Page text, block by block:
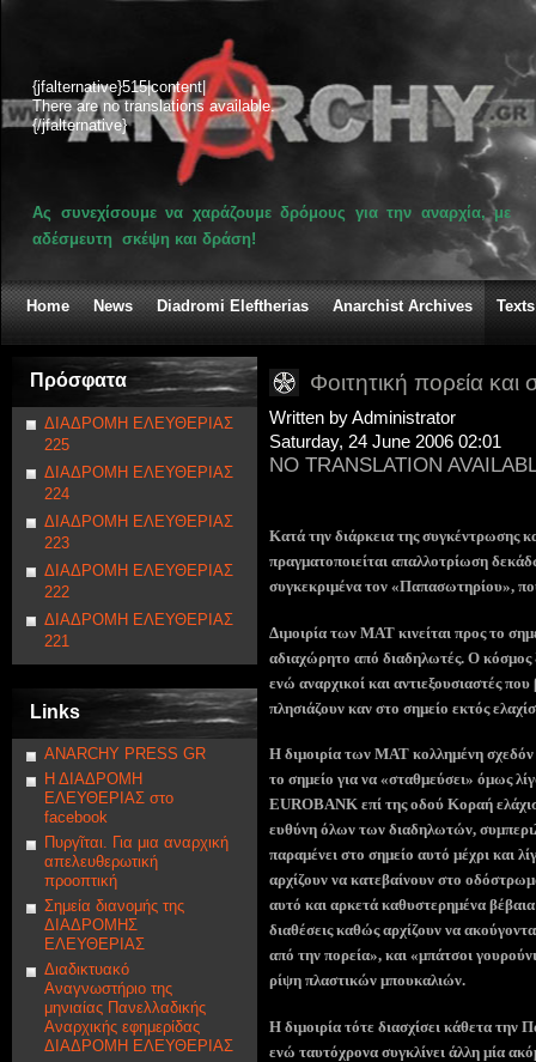
{jfalternative}515|content|
There are no translations available.
{/jfalternative}
Ας συνεχίσουμε να χαράζουμε δρόμους για την αναρχία, με
αδέσμευτη σκέψη και δράση!
Home News Diadromi Eleftherias Anarchist Archives Texts
Πρόσφατα
ΔΙΑΔΡΟΜΗ ΕΛΕΥΘΕΡΙΑΣ
225
ΔΙΑΔΡΟΜΗ ΕΛΕΥΘΕΡΙΑΣ
224
ΔΙΑΔΡΟΜΗ ΕΛΕΥΘΕΡΙΑΣ
223
ΔΙΑΔΡΟΜΗ ΕΛΕΥΘΕΡΙΑΣ
222
ΔΙΑΔΡΟΜΗ ΕΛΕΥΘΕΡΙΑΣ
221
Links
ANARCHY PRESS GR
Η ΔΙΑΔΡΟΜΗ
ΕΛΕΥΘΕΡΙΑΣ στο
facebook
Πυργῖται. Για μια αναρχική
απελευθερωτική
προοπτική
Σημεία διανομής της
ΔΙΑΔΡΟΜΗΣ
ΕΛΕΥΘΕΡΙΑΣ
Διαδικτυακό
Αναγνωστήριο της
μηνιαίας Πανελλαδικής
Αναρχικής εφημερίδας
ΔΙΑΔΡΟΜΗ ΕΛΕΥΘΕΡΙΑΣ
Φοιτητική πορεία και
Written by Administrator
Saturday, 24 June 2006 02:01
NO TRANSLATION
Κατά την διάρκεια της συγκέντρωσης
πραγματοποιείται απαλλoτρίωση
συγκεκριμένα τον «Παπασωτηρίου»,
Διμοιρία των ΜΑΤ κινείται προς το
αδιαχώρητο από διαδηλωτές. Ο κόσμος
ενώ αναρχικοί και αντιεξουσιαστές
πλησιάζουν καν στο σημείο εκτός
Η διμοιρία των ΜΑΤ κολλημένη
το σημείο για να «σταθμεύσει» όμως
EUROBANK επί της οδού Κοραή
ευθύνη όλων των διαδηλωτών,
παραμένει στο σημείο αυτό μέχρι και
αρχίζουν να κατεβαίνουν στο
αυτό και αρκετά καθυστερημένα βέβαια
διαθέσεις καθώς αρχίζουν να
από την πορεία», και «μπάτσοι
ρίψη πλαστικών μπουκαλιών.
Η διμοιρία τότε διασχίσει κάθετα την
ενώ ταυτόχρονα συγκλίνει άλλη μία